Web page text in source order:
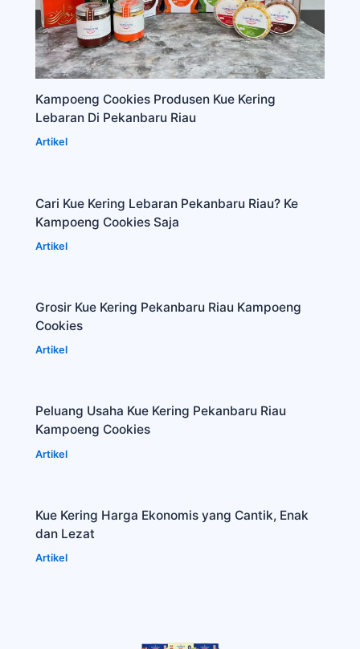
Kampoeng Cookies Produsen Kue Kering
Lebaran Di Pekanbaru Riau
Artikel
Cari Kue Kering Lebaran Pekanbaru Riau? Ke
Kampoeng Cookies Saja
Artikel
Grosir Kue Kering Pekanbaru Riau Kampoeng
Cookies
Artikel
Peluang Usaha Kue Kering Pekanbaru Riau
Kampoeng Cookies
Artikel
Kue Kering Harga Ekonomis yang Cantik, Enak
dan Lezat
Artikel